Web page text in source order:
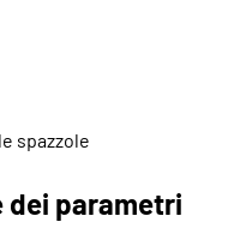
spazzole
dei parametri